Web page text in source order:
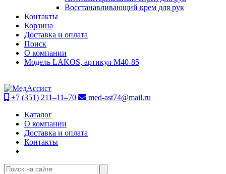
Восстанавливающий крем для рук
Контакты
Корзина
Доставка и оплата
Поиск
О компании
Модель LAKOS, артикул М40-85
+7 (351) 211–11–70
med-ast74@mail.ru
Каталог
О компании
Доставка и оплата
Контакты